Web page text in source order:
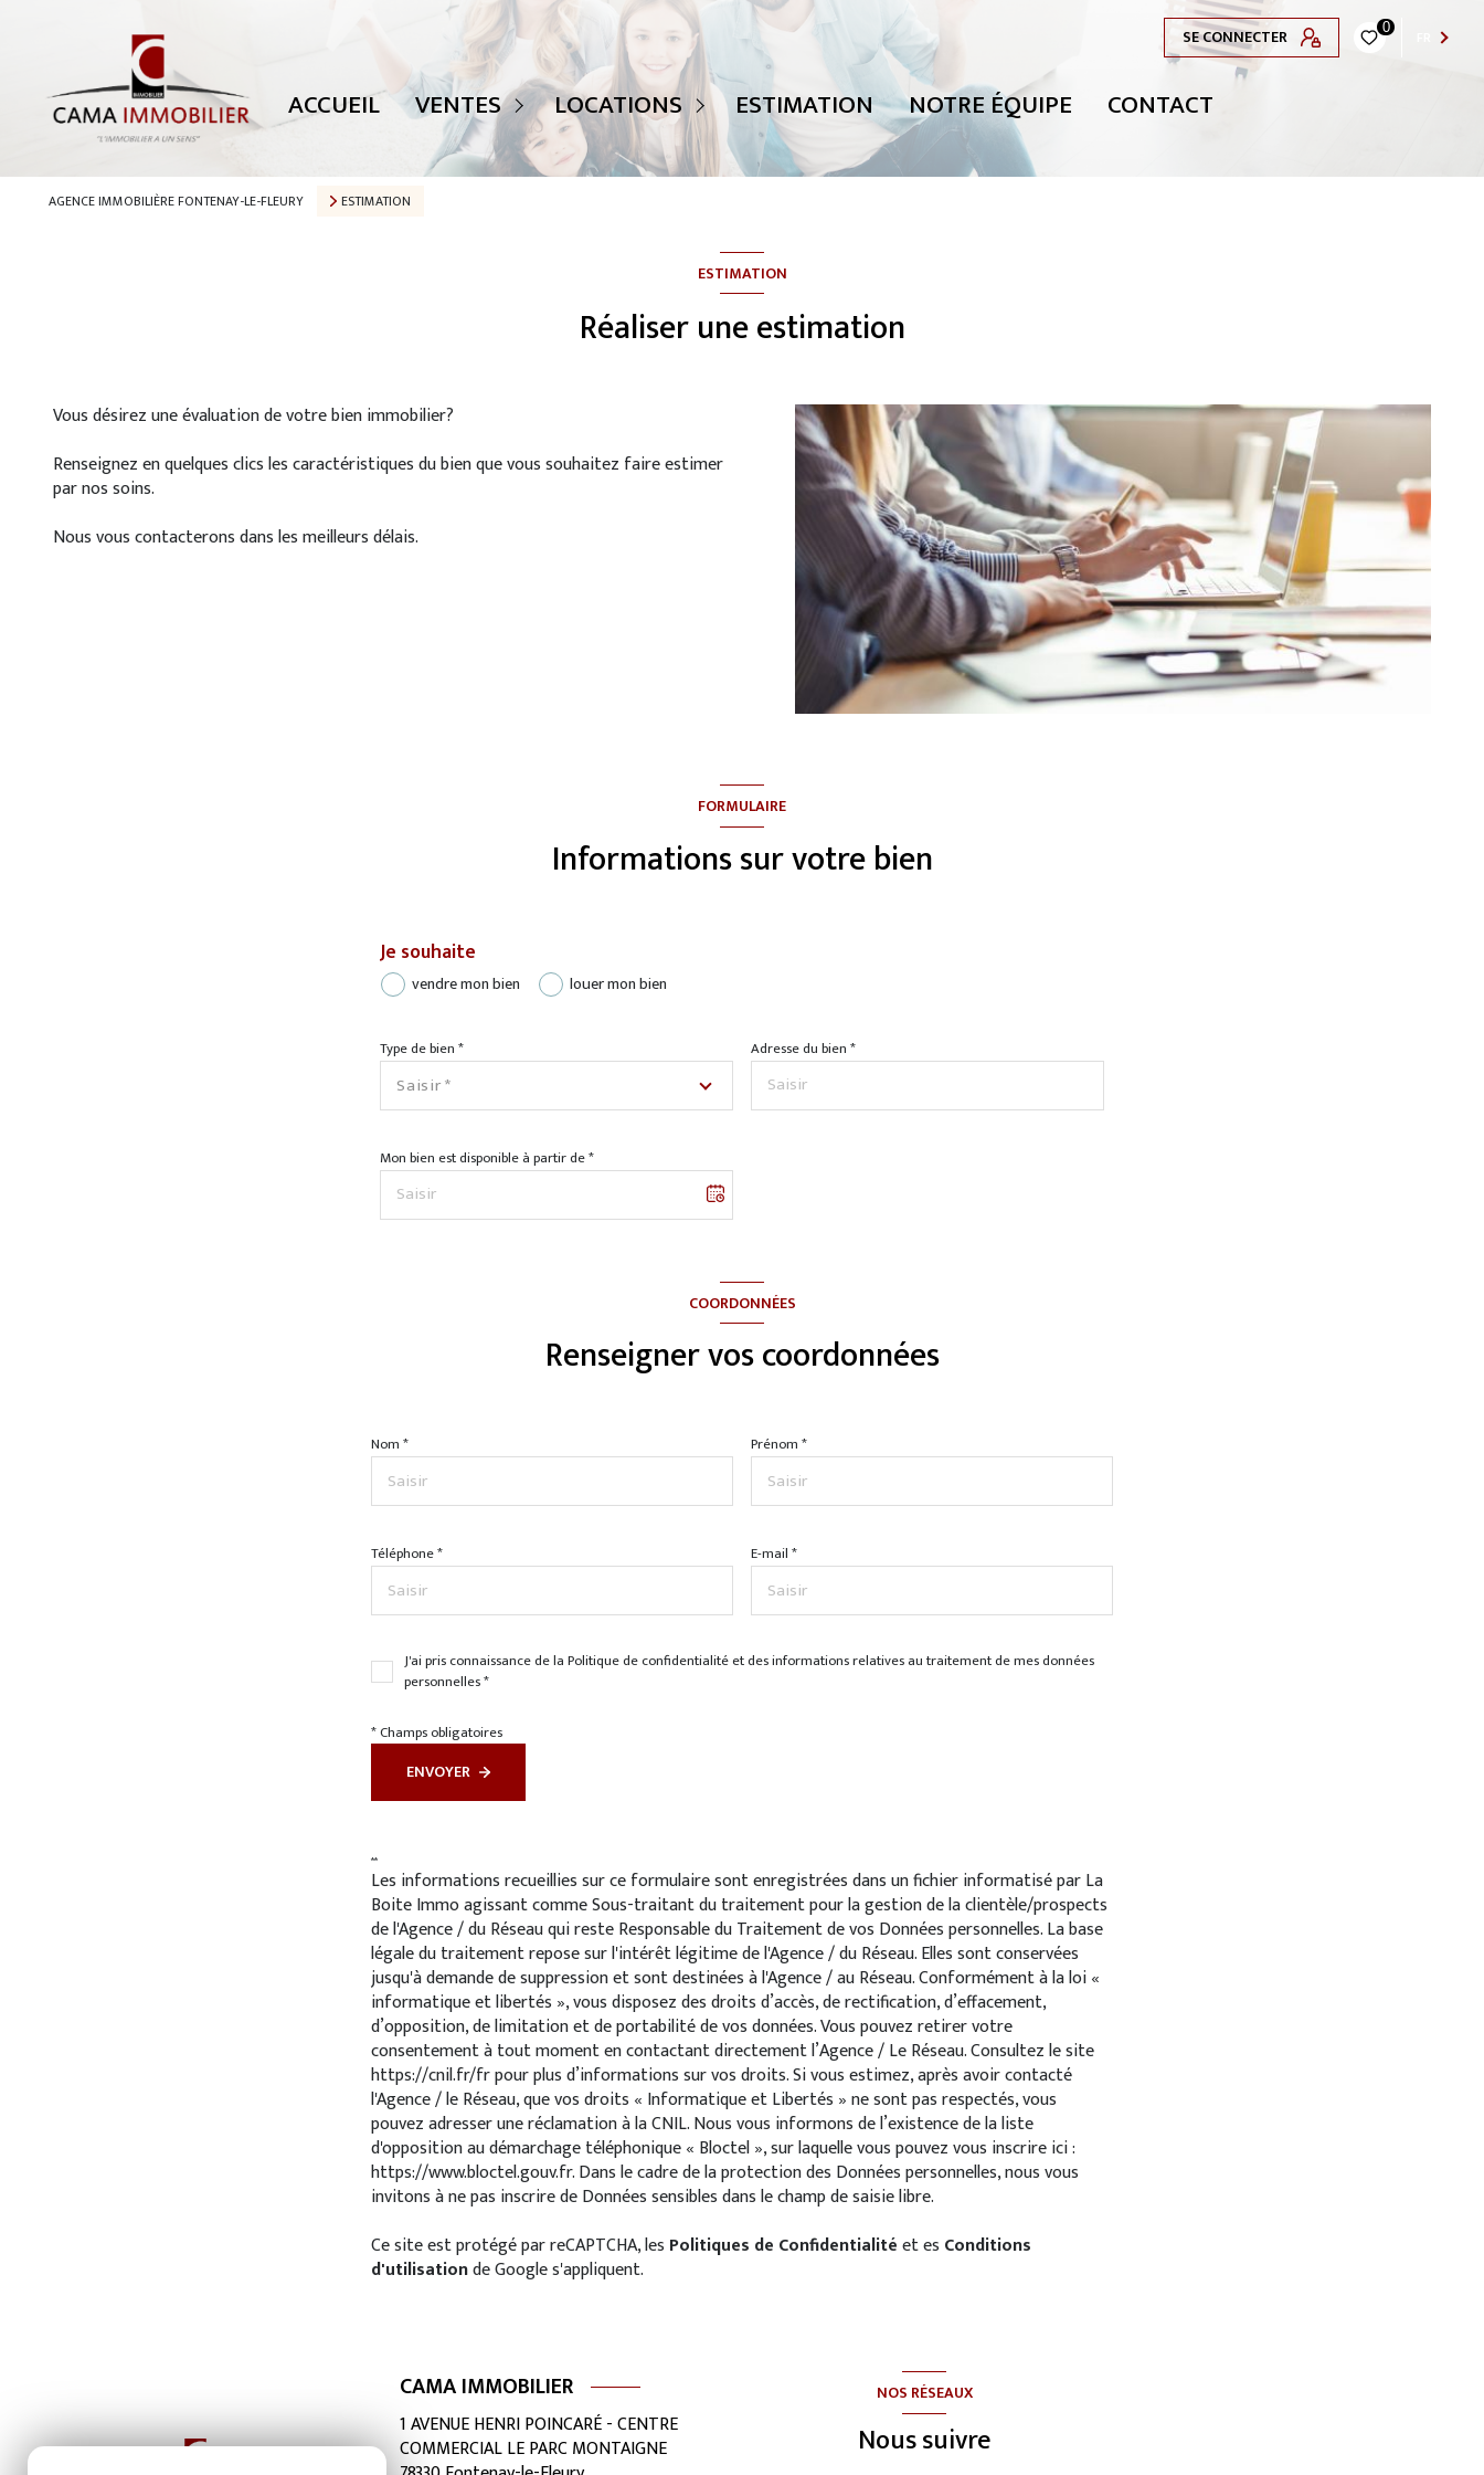
SE CONNECTER 0
ACCUEIL VENTES
TOUTES NOS ANNONCES
APPARTEMENTS
PARKING
LOCATIONS
TOUTES NOS ANNONCES
MAISONS
APPARTEMENTS
ESTIMATION NOTRE ÉQUIPE CONTACT
AGENCE IMMOBILIÈRE FONTENAY-LE-FLEURY ESTIMATION
ESTIMATION
Réaliser une estimation
Vous désirez une évaluation de votre bien immobilier?
Renseignez en quelques clics les caractéristiques du bien que vous souhaitez faire estimer
par nos soins.
Nous vous contacterons dans les meilleurs délais.
FORMULAIRE
Informations sur votre bien
Je souhaite
vendre mon bien louer mon bien
Type de bien *
Saisir *
Adresse du bien *
Mon bien est disponible à partir de *
COORDONNÉES
Renseigner vos coordonnées
Nom * Prénom *
Téléphone * E-mail *
J'ai pris connaissance de la Politique de confidentialité et des informations relatives au traitement de mes données
personnelles *
* Champs obligatoires
ENVOYER
**
Les informations recueillies sur ce formulaire sont enregistrées dans un fichier informatisé par La
Boite Immo agissant comme Sous-traitant du traitement pour la gestion de la clientèle/prospects
de l'Agence / du Réseau qui reste Responsable du Traitement de vos Données personnelles. La base
légale du traitement repose sur l'intérêt légitime de l'Agence / du Réseau. Elles sont conservées
jusqu'à demande de suppression et sont destinées à l'Agence / au Réseau. Conformément à la loi «
informatique et libertés », vous disposez des droits d’accès, de rectification, d’effacement,
d’opposition, de limitation et de portabilité de vos données. Vous pouvez retirer votre
consentement à tout moment en contactant directement l’Agence / Le Réseau. Consultez le site
https://cnil.fr/frpour plus d’informations sur vos droits. Si vous estimez, après avoir contacté
l'Agence / le Réseau, que vos droits « Informatique et Libertés » ne sont pas respectés, vous
pouvez adresser une réclamation à la CNIL. Nous vous informons de l’existence de la liste
d'opposition au démarchage téléphonique « Bloctel », sur laquelle vous pouvez vous inscrire ici :
https://www.bloctel.gouv.fr. Dans le cadre de la protection des Données personnelles, nous vous
invitons à ne pas inscrire de Données sensibles dans le champ de saisie libre.
Ce site est protégé par reCAPTCHA, les Politiques de Confidentialitéet es Conditions
d'utilisationde Google s'appliquent.
CAMA IMMOBILIER
1 AVENUE HENRI POINCARÉ - CENTRE
COMMERCIAL LE PARC MONTAIGNE
NOS RÉSEAUX
Nous suivre